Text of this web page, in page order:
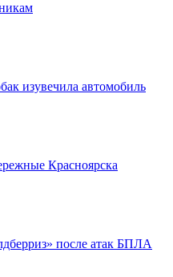
изувечила автомобиль
Красноярска
после атак БПЛА